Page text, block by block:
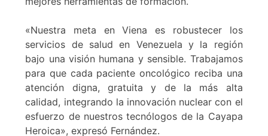
«Nuestra meta en Viena es robustecer los
servicios de salud en Venezuela y la región
bajo una visión humana y sensible. Trabajamos
para que cada paciente oncológico reciba una
atención digna, gratuita y de la más alta
calidad, integrando la innovación nuclear con el
esfuerzo de nuestros tecnólogos de la Cayapa
Heroica», expresó Fernández.